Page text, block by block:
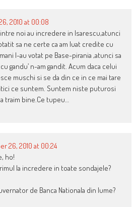
2010 at 00:08
noi au incredere in Isarescu,atunci
sa ne certe ca am luat credite cu
l-au votat pe Base-pirania ,atunci sa
gandu’ n-am gandit. Acum daca celui
muschi si se da din ce in ce mai tare
ce suntem. Suntem niste puturosi
traim bine.Ce tupeu…
26, 2010 at 00:24
ho!
la incredere in toate sondajele?
de Banca Nationala din lume?